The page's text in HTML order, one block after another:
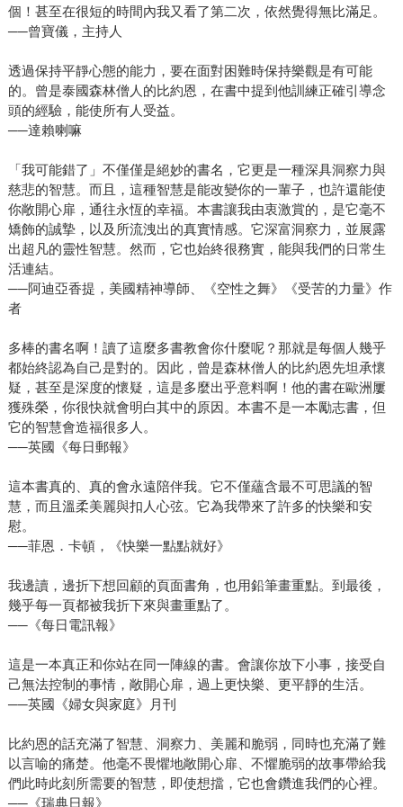
個！甚至在很短的時間內我又看了第二次，依然覺得無比滿足。
──曾寶儀，主持人
透過保持平靜心態的能力，要在面對困難時保持樂觀是有可能
的。曾是泰國森林僧人的比約恩，在書中提到他訓練正確引導念
頭的經驗，能使所有人受益。
──達賴喇嘛
「我可能錯了」不僅僅是絕妙的書名，它更是一種深具洞察力與
慈悲的智慧。而且，這種智慧是能改變你的一輩子，也許還能使
你敞開心扉，通往永恆的幸福。本書讓我由衷激賞的，是它毫不
矯飾的誠摯，以及所流洩出的真實情感。它深富洞察力，並展露
出超凡的靈性智慧。然而，它也始終很務實，能與我們的日常生
活連結。
──阿迪亞香提，美國精神導師、《空性之舞》《受苦的力量》作
者
多棒的書名啊！讀了這麼多書教會你什麼呢？那就是每個人幾乎
都始終認為自己是對的。因此，曾是森林僧人的比約恩先坦承懷
疑，甚至是深度的懷疑，這是多麼出乎意料啊！他的書在歐洲屢
獲殊榮，你很快就會明白其中的原因。本書不是一本勵志書，但
它的智慧會造福很多人。
──英國《每日郵報》
這本書真的、真的會永遠陪伴我。它不僅蘊含最不可思議的智
慧，而且溫柔美麗與扣人心弦。它為我帶來了許多的快樂和安
慰。
──菲恩．卡頓，《快樂一點點就好》
我邊讀，邊折下想回顧的頁面書角，也用鉛筆畫重點。到最後，
幾乎每一頁都被我折下來與畫重點了。
──《每日電訊報》
這是一本真正和你站在同一陣線的書。會讓你放下小事，接受自
己無法控制的事情，敞開心扉，過上更快樂、更平靜的生活。
──英國《婦女與家庭》月刊
比約恩的話充滿了智慧、洞察力、美麗和脆弱，同時也充滿了難
以言喻的痛楚。他毫不畏懼地敞開心扉、不懼脆弱的故事帶給我
們此時此刻所需要的智慧，即使想擋，它也會鑽進我們的心裡。
──《瑞典日報》